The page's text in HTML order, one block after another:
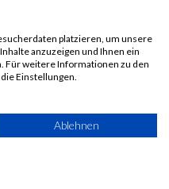
Ultimate Guard
Katana Sleeves
- Radiant Plum
13,00€
platzieren, um unsere
anzuzeigen und Ihnen ein
Für weitere Informationen zu den
Einstellungen.
Ablehnen